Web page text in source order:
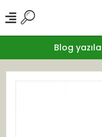
Blog